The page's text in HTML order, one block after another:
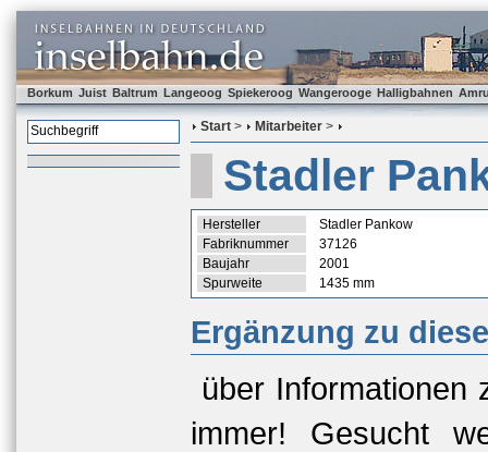
Borkum Juist Baltrum Langeoog Spiekeroog Wangerooge Halligbahnen
Start > Mitarbeiter >
Stadler
Hersteller
Stadler Pankow
Fabriknummer
37126
Baujahr
2001
Spurweite
1435 mm
Ergänzung zu
über Informationen
immer! Gesucht